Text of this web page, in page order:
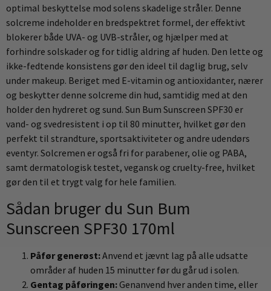
optimal beskyttelse mod solens skadelige stråler. Denne
solcreme indeholder en bredspektret formel, der effektivt
blokerer både UVA- og UVB-stråler, og hjælper med at
forhindre solskader og for tidlig aldring af huden. Den lette og
ikke-fedtende konsistens gør den ideel til daglig brug, selv
under makeup. Beriget med E-vitamin og antioxidanter, nærer
og beskytter denne solcreme din hud, samtidig med at den
holder den hydreret og sund. Sun Bum Sunscreen SPF30 er
vand- og svedresistent i op til 80 minutter, hvilket gør den
perfekt til strandture, sportsaktiviteter og andre udendørs
eventyr. Solcremen er også fri for parabener, olie og PABA,
samt dermatologisk testet, vegansk og cruelty-free, hvilket
gør den til et trygt valg for hele familien.
Sådan bruger du Sun Bum
Sunscreen SPF30 170ml
Påfør generøst:Anvend et jævnt lag på alle udsatte
områder af huden 15 minutter før du går ud i solen.
Gentag påføringen:Genanvend hver anden time, eller